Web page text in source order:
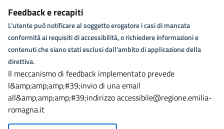
Feedback e recapiti
L'utente può notificare al soggetto erogatore i casi di mancata
conformità ai requisiti di accessibilità, o richiedere informazioni e
contenuti che siano stati esclusi dall'ambito di applicazione della
direttiva.
Il meccanismo di feedback implementato prevede
l&amp;amp;amp;#39;invio di una email
all&amp;amp;amp;#39;indirizzo accessibile@regione.emilia-
romagna.it